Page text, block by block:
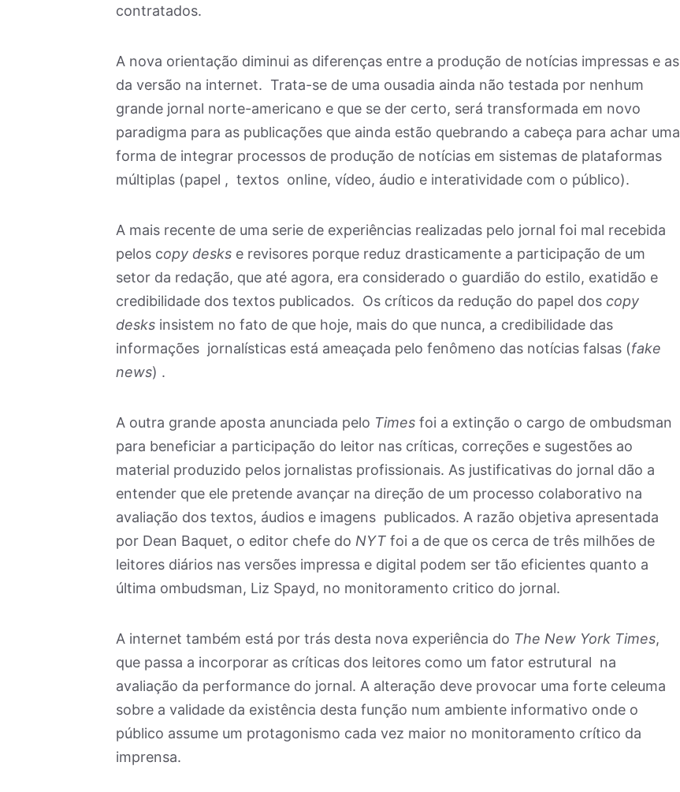
contratados.
A nova orientação diminui as diferenças entre a produção de notícias impressas e as
da versão na internet. Trata-se de uma ousadia ainda não testada por nenhum
grande jornal norte-americano e que se der certo, será transformada em novo
paradigma para as publicações que ainda estão quebrando a cabeça para achar uma
forma de integrar processos de produção de notícias em sistemas de plataformas
múltiplas (papel , textos online, vídeo, áudio e interatividade com o público).
A mais recente de uma serie de experiências realizadas pelo jornal foi mal recebida
pelos copy desks e revisores porque reduz drasticamente a participação de um
setor da redação, que até agora, era considerado o guardião do estilo, exatidão e
credibilidade dos textos publicados. Os críticos da redução do papel dos copy
desks insistem no fato de que hoje, mais do que nunca, a credibilidade das
informações jornalísticas está ameaçada pelo fenômeno das notícias falsas (fake
news) .
A outra grande aposta anunciada pelo Times foi a extinção o cargo de ombudsman
para beneficiar a participação do leitor nas críticas, correções e sugestões ao
material produzido pelos jornalistas profissionais. As justificativas do jornal dão a
entender que ele pretende avançar na direção de um processo colaborativo na
avaliação dos textos, áudios e imagens publicados. A razão objetiva apresentada
por Dean Baquet, o editor chefe do NYT foi a de que os cerca de três milhões de
leitores diários nas versões impressa e digital podem ser tão eficientes quanto a
última ombudsman, Liz Spayd, no monitoramento critico do jornal.
A internet também está por trás desta nova experiência do The New York Times,
que passa a incorporar as críticas dos leitores como um fator estrutural na
avaliação da performance do jornal. A alteração deve provocar uma forte celeuma
sobre a validade da existência desta função num ambiente informativo onde o
público assume um protagonismo cada vez maior no monitoramento crítico da
imprensa.